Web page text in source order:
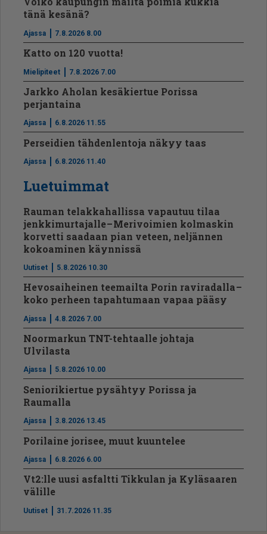
tänä kesänä?
Ajassa 7.8.2026 8.00
Katto on 120 vuotta!
Mielipiteet 7.8.2026 7.00
Jarkko Aholan kesäkiertue Porissa
perjantaina
Ajassa 6.8.2026 11.55
Perseidien tähdenlentoja näkyy taas
Ajassa 6.8.2026 11.40
Luetuimmat
Rauman telakkahallissa vapautuu tilaa
jenkkimurtajalle – Merivoimien kolmaskin
korvetti saadaan pian veteen, neljännen
kokoaminen käynnissä
Uutiset 5.8.2026 10.30
Hevosaiheinen teemailta Porin raviradalla –
koko perheen tapahtumaan vapaa pääsy
Ajassa 4.8.2026 7.00
Noormarkun TNT-tehtaalle johtaja
Ulvilasta
Ajassa 5.8.2026 10.00
Seniorikiertue pysähtyy Porissa ja
Raumalla
Ajassa 3.8.2026 13.45
Porilaine jorisee, muut kuuntelee
Ajassa 6.8.2026 6.00
Vt2:lle uusi asfaltti Tikkulan ja Kyläsaaren
välille
Uutiset 31.7.2026 11.35